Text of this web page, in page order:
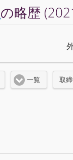
の略歴
一覧 取